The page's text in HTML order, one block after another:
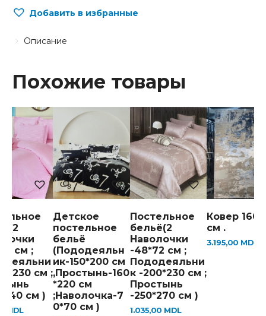
Добавить в избранные
Описание
Похожие товары
см ;
см ;
см )
MDL
Детское
постельное
бельё
(Пододеяльн
ик-150*200 см
,Простынь-160
*220 см
;Наволочка-7
0*70 см )
Постельное
бельё(2
Наволочки
-48*72 см ;
Пододеяльни
к -200*230 см ;
Простынь
-250*270 см )
1.035,00 MDL
Ковер
см .
3.195,00 MDL